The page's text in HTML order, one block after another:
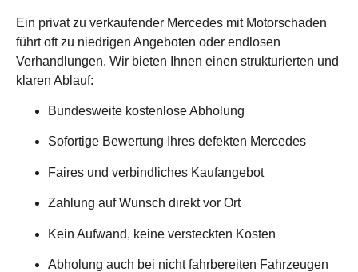
Ein privat zu verkaufender Mercedes mit Motorschaden
führt oft zu niedrigen Angeboten oder endlosen
Verhandlungen. Wir bieten Ihnen einen strukturierten und
klaren Ablauf:
Bundesweite kostenlose Abholung
Sofortige Bewertung Ihres defekten Mercedes
Faires und verbindliches Kaufangebot
Zahlung auf Wunsch direkt vor Ort
Kein Aufwand, keine versteckten Kosten
Abholung auch bei nicht fahrbereiten Fahrzeugen